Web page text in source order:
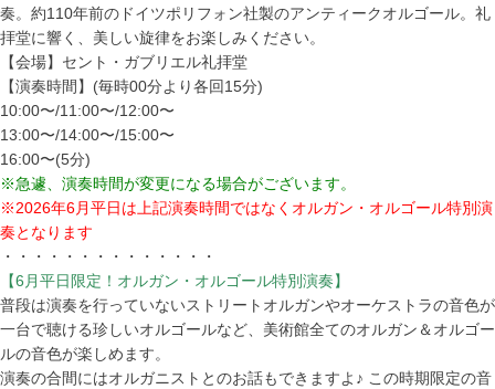
奏。約110年前のドイツポリフォン社製のアンティークオルゴール。礼
拝堂に響く、美しい旋律をお楽しみください。
【会場】セント・ガブリエル礼拝堂
【演奏時間】(毎時00分より各回15分)
10:00〜/11:00〜/12:00〜
13:00〜/14:00〜/15:00〜
16:00〜(5分)
※急遽、演奏時間が変更になる場合がございます。
※2026年6月平日は上記演奏時間ではなくオルガン・オルゴール特別演
奏となります
・・・・・・・・・・・・・・
【6月平日限定！オルガン・オルゴール特別演奏】
普段は演奏を行っていないストリートオルガンやオーケストラの音色が
一台で聴ける珍しいオルゴールなど、美術館全てのオルガン＆オルゴー
ルの音色が楽しめます。
演奏の合間にはオルガニストとのお話もできますよ♪ この時期限定の音